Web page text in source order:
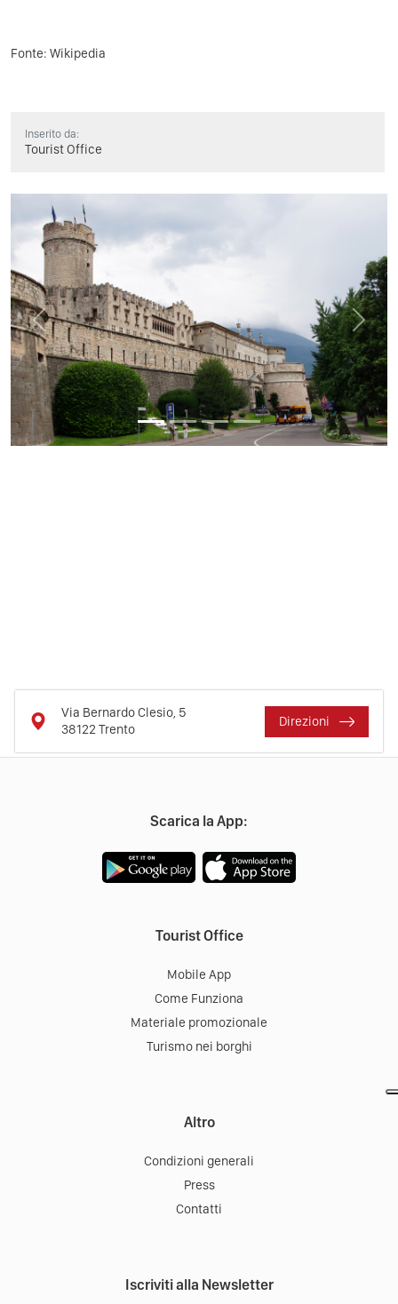
Fonte: Wikipedia
Inserito da:
Tourist Office
Previous Next
38122Trento
Direzioni
Scarica la App:
Tourist Office
Mobile App
Come Funziona
Materiale promozionale
Altro
Condizioni generali
Press